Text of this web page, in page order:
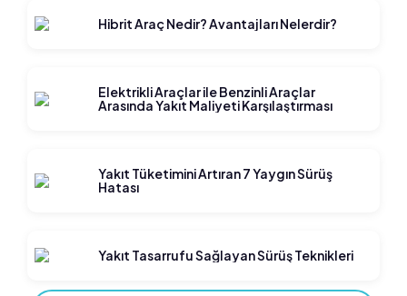
Hibrit Araç Nedir? Avantajları Nelerdir?
Elektrikli Araçlar ile Benzinli Araçlar
Arasında Yakıt Maliyeti Karşılaştırması
Yakıt Tüketimini Artıran 7 Yaygın Sürüş
Hatası
Yakıt Tasarrufu Sağlayan Sürüş Teknikleri